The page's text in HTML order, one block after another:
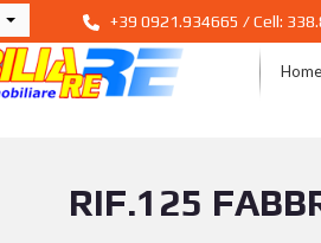
+39 0921.934665 / Cell:
Home
RIF.125